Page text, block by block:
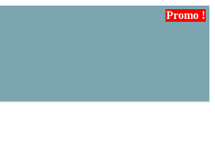
Promo !
Promo !
Promo !